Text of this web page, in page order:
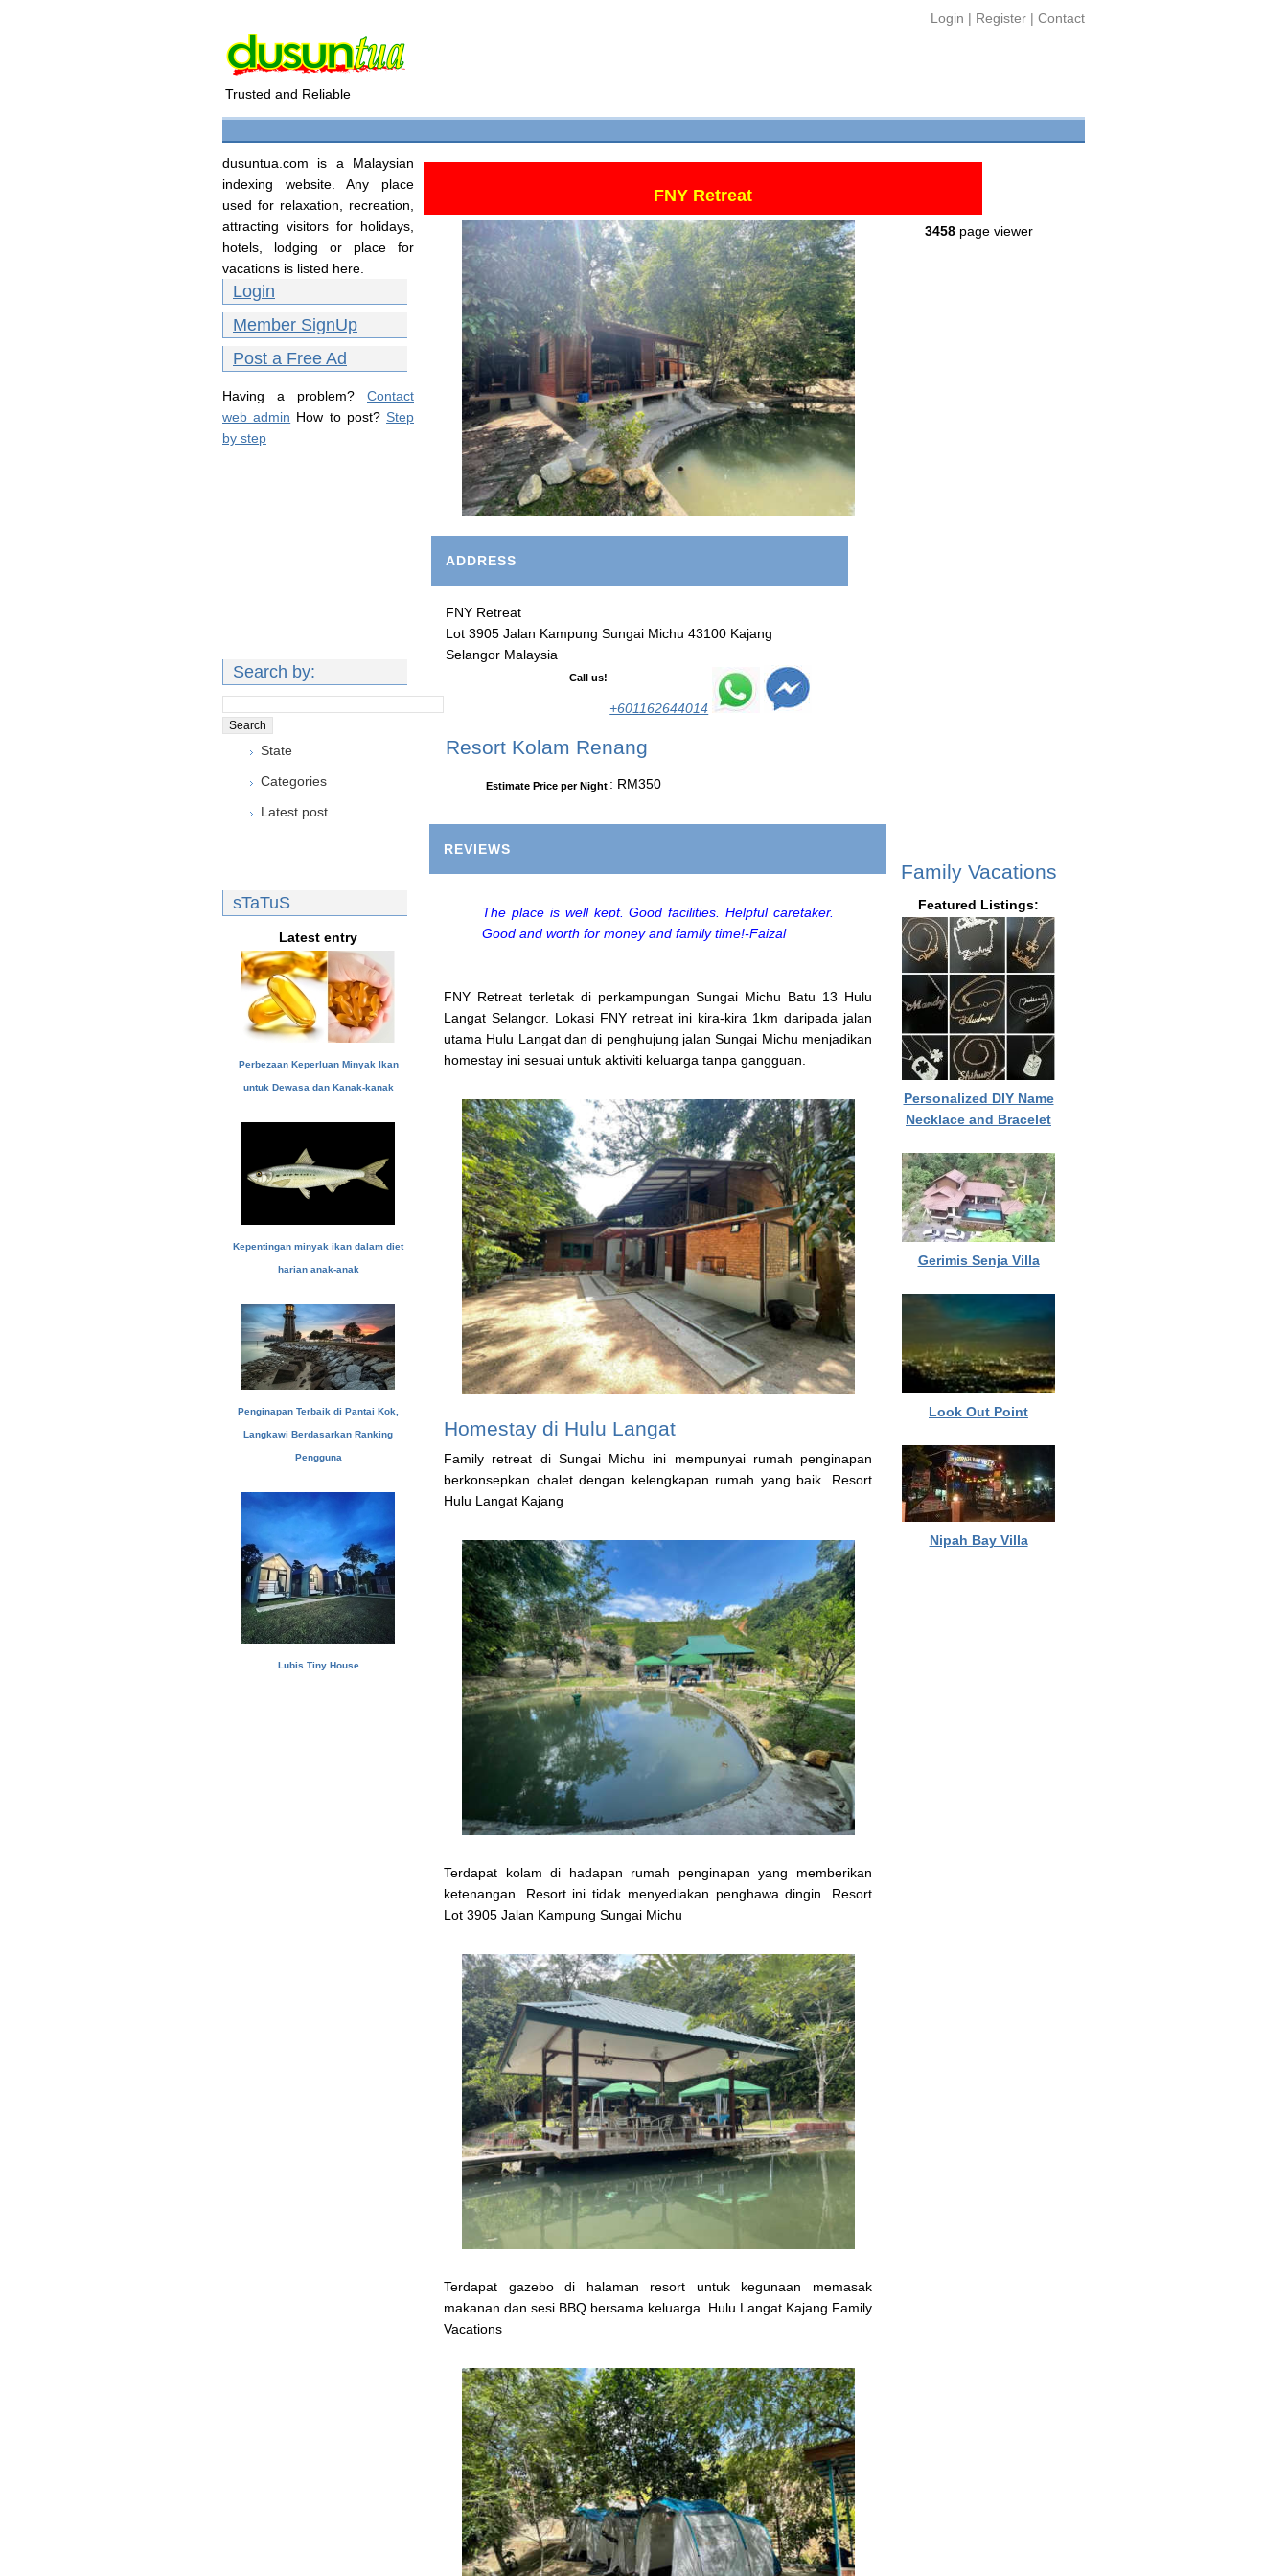
Login | Register | Contact
Trusted and Reliable
dusuntua.com is a Malaysian
indexing website. Any place
used for relaxation, recreation,
attracting visitors for holidays,
hotels, lodging or place for
vacations is listed here.
Login
Member SignUp
Post a Free Ad
Having a problem? Contact
web admin How to post? Step
by step
Search by:
State
Categories
Latest post
sTaTuS
Latest entry
Perbezaan Keperluan Minyak Ikan
untuk Dewasa dan Kanak-kanak
Kepentingan minyak ikan dalam diet
harian anak-anak
Penginapan Terbaik di Pantai Kok,
Langkawi Berdasarkan Ranking
Pengguna
Lubis Tiny House
FNY Retreat
3458 page viewer
Family Vacations
Featured Listings:
Personalized DIY Name
Necklace and Bracelet
Gerimis Senja Villa
Look Out Point
Nipah Bay Villa
ADDRESS
FNY Retreat
Lot 3905 Jalan Kampung Sungai Michu 43100 Kajang
Selangor Malaysia
Call us!
+601162644014
Resort Kolam Renang
Estimate Price per Night : RM350
REVIEWS
The place is well kept. Good facilities. Helpful caretaker.
Good and worth for money and family time!-Faizal
FNY Retreat terletak di perkampungan Sungai Michu Batu 13 Hulu
Langat Selangor. Lokasi FNY retreat ini kira-kira 1km daripada jalan
utama Hulu Langat dan di penghujung jalan Sungai Michu menjadikan
homestay ini sesuai untuk aktiviti keluarga tanpa gangguan.
Homestay di Hulu Langat
Family retreat di Sungai Michu ini mempunyai rumah penginapan
berkonsepkan chalet dengan kelengkapan rumah yang baik. Resort
Hulu Langat Kajang
Terdapat kolam di hadapan rumah penginapan yang memberikan
ketenangan. Resort ini tidak menyediakan penghawa dingin. Resort
Lot 3905 Jalan Kampung Sungai Michu
Terdapat gazebo di halaman resort untuk kegunaan memasak
makanan dan sesi BBQ bersama keluarga. Hulu Langat Kajang Family
Vacations